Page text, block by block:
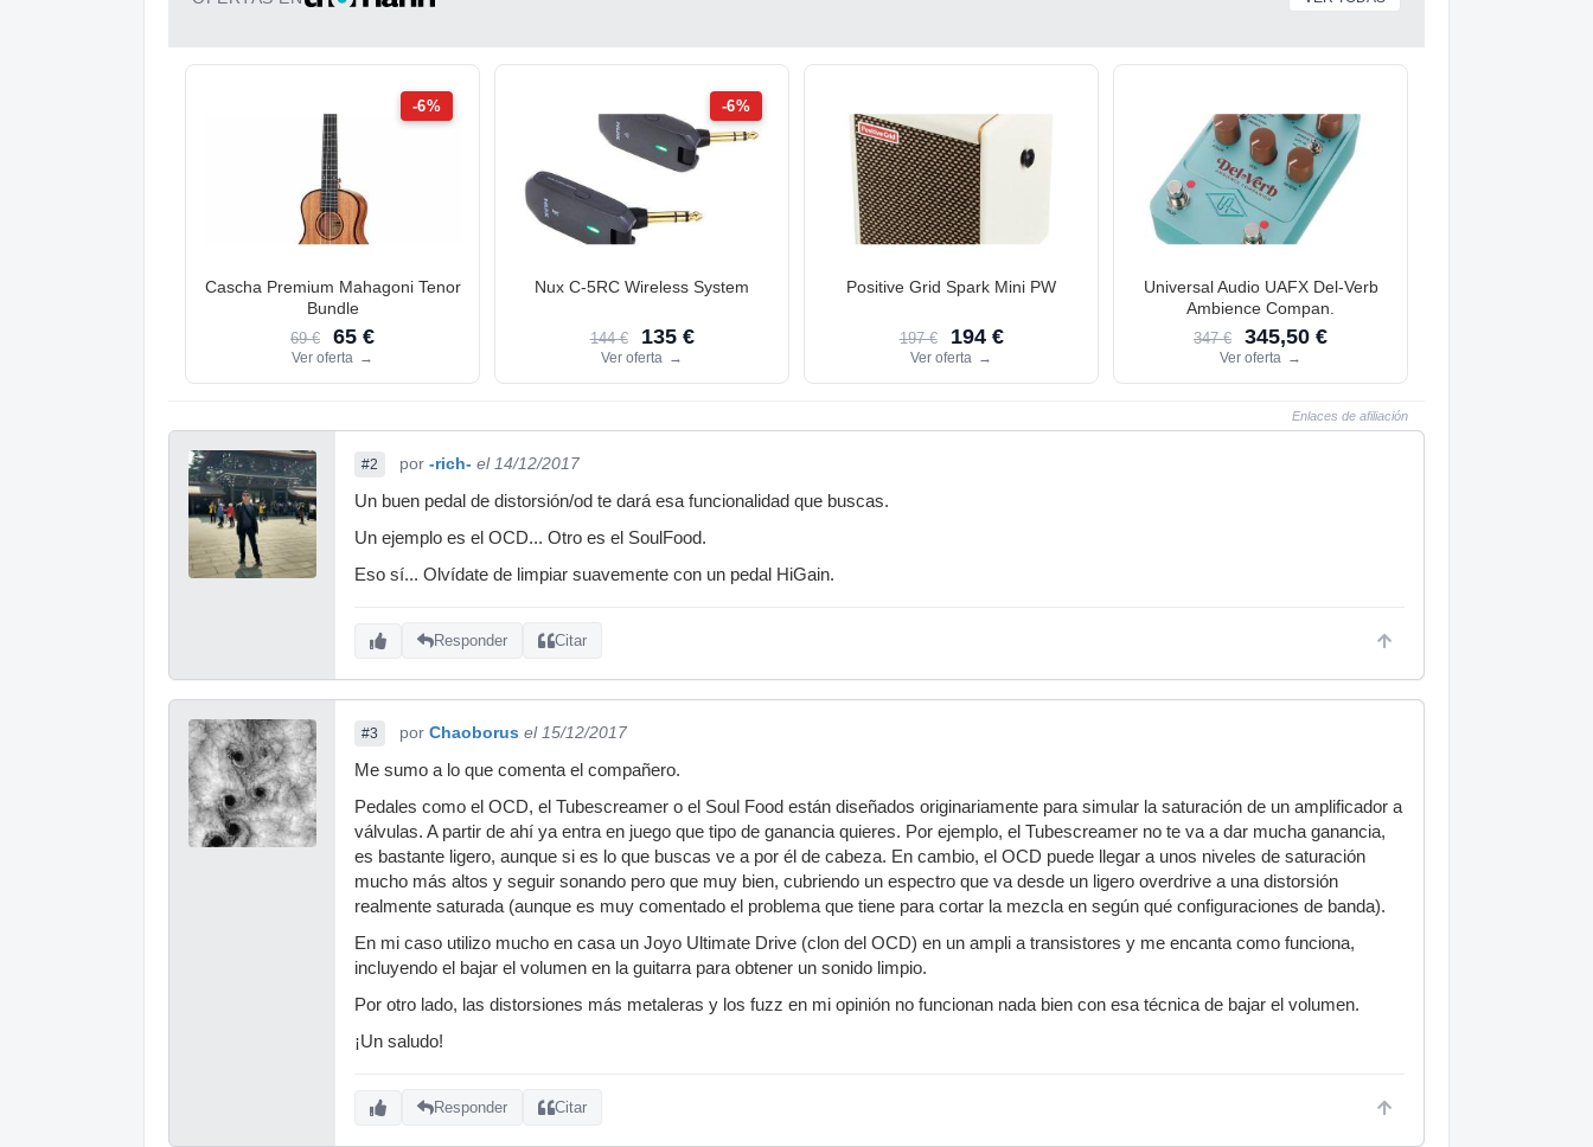
-6%
Cascha Premium Mahagoni Tenor
Bundle
69 € 65 €
Ver oferta →
-6%
Nux C-5RC Wireless System
144 € 135 €
Ver oferta →
Positive Grid Spark Mini PW
197 € 194 €
Ver oferta →
Universal Audio UAFX Del-Verb
Ambience Compan.
347 € 345,50 €
Ver oferta →
Enlaces de afiliación
#2 por -rich- el 14/12/2017
Un buen pedal de distorsión/od te dará esa funcionalidad que buscas.
Un ejemplo es el OCD... Otro es el SoulFood.
Eso sí... Olvídate de limpiar suavemente con un pedal HiGain.
Responder Citar
#3 por Chaoborus el 15/12/2017
Me sumo a lo que comenta el compañero.
Pedales como el OCD, el Tubescreamer o el Soul Food están diseñados originariamente para simular la saturación de un amplificador a
válvulas. A partir de ahí ya entra en juego que tipo de ganancia quieres. Por ejemplo, el Tubescreamer no te va a dar mucha ganancia,
es bastante ligero, aunque si es lo que buscas ve a por él de cabeza. En cambio, el OCD puede llegar a unos niveles de saturación
mucho más altos y seguir sonando pero que muy bien, cubriendo un espectro que va desde un ligero overdrive a una distorsión
realmente saturada (aunque es muy comentado el problema que tiene para cortar la mezcla en según qué configuraciones de banda).
En mi caso utilizo mucho en casa un Joyo Ultimate Drive (clon del OCD) en un ampli a transistores y me encanta como funciona,
incluyendo el bajar el volumen en la guitarra para obtener un sonido limpio.
Por otro lado, las distorsiones más metaleras y los fuzz en mi opinión no funcionan nada bien con esa técnica de bajar el volumen.
¡Un saludo!
Responder Citar